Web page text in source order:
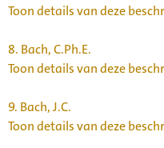
Toon details van deze
8. Bach, C.Ph.E.
Toon details van deze
9. Bach, J.C.
Toon details van deze